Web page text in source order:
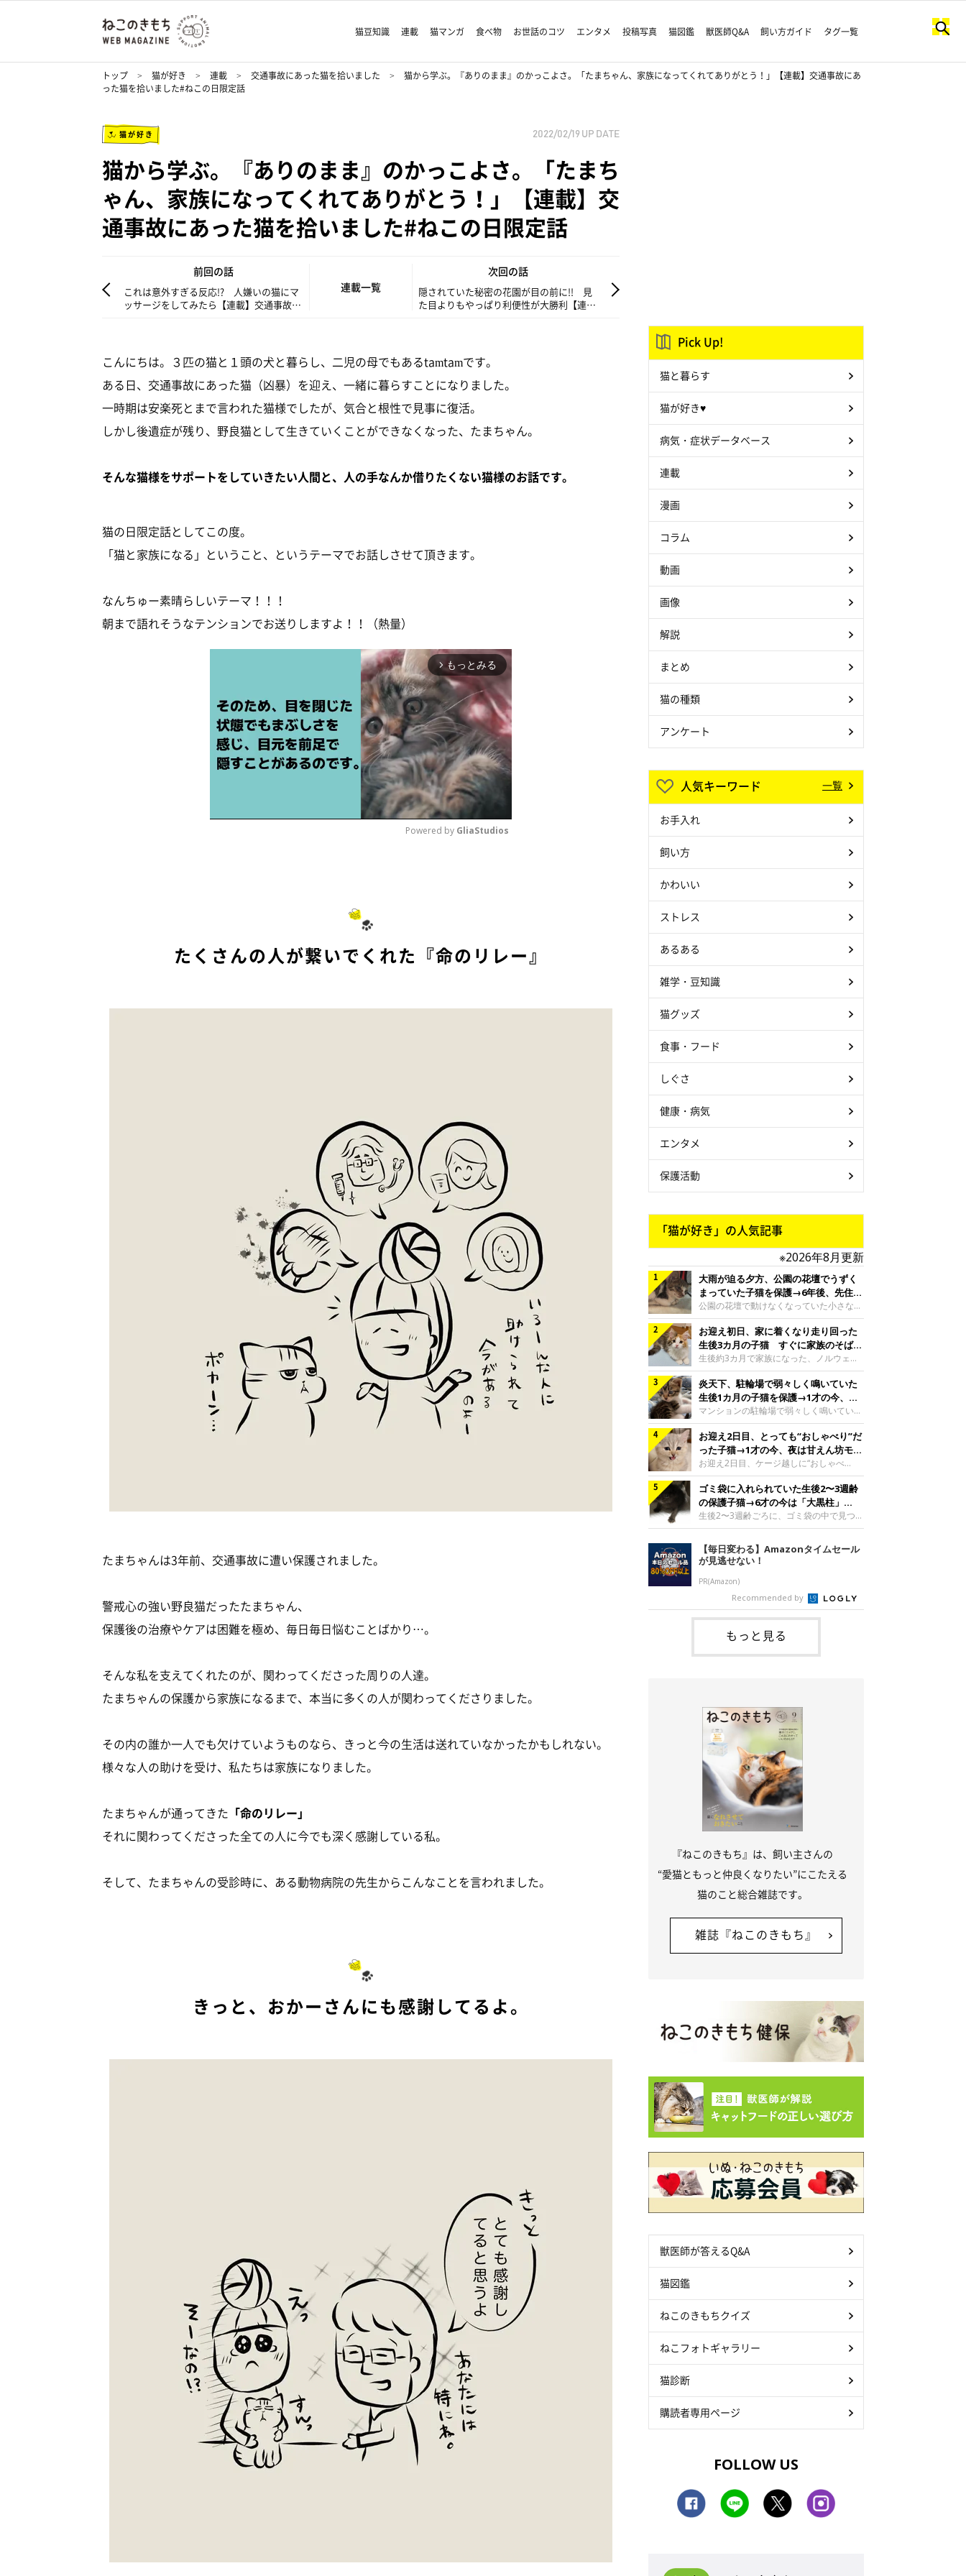
猫豆知識 連載 猫マンガ 食べ物 お世話のコツ エンタメ 投稿写真 猫図鑑 獣医師Q&A 飼い方ガイド タグ一覧
トップ 猫が好き 連載 交通事故にあった猫を拾いました
猫から学ぶ。『ありのまま』のかっこよさ。「たまちゃん、家族になってくれてありがとう！」【連載】交通事故にあ
った猫を拾いました#ねこの日限定話
猫が好き 2022/02/19 UP DATE
猫から学ぶ。『ありのまま』のかっこよさ。「たまち
ゃん、家族になってくれてありがとう！」【連載】交
通事故にあった猫を拾いました#ねこの日限定話
前回の話
これは意外すぎる反応!? 人嫌いの猫にマ
ッサージをしてみたら【連載】交通事故に
連載一覧
次回の話
隠されていた秘密の花園が目の前に!! 見
た目よりもやっぱり利便性が大勝利【連
こんにちは。３匹の猫と１頭の犬と暮らし、二児の母でもあるtamtamです。
ある日、交通事故にあった猫（凶暴）を迎え、一緒に暮らすことになりました。
一時期は安楽死とまで言われた猫様でしたが、気合と根性で見事に復活。
しかし後遺症が残り、野良猫として生きていくことができなくなった、たまちゃん。
そんな猫様をサポートをしていきたい人間と、人の手なんか借りたくない猫様のお話です。
猫の日限定話としてこの度。
「猫と家族になる」ということ、というテーマでお話しさせて頂きます。
なんちゅー素晴らしいテーマ！！！
朝まで語れそうなテンションでお送りしますよ！！（熱量）
arrow_forward_ios もっとみる
Powered by GliaStudios
たくさんの人が繋いでくれた『命のリレー』
たまちゃんは3年前、交通事故に遭い保護されました。
警戒心の強い野良猫だったたまちゃん、
保護後の治療やケアは困難を極め、毎日毎日悩むことばかり…。
そんな私を支えてくれたのが、関わってくださった周りの人達。
たまちゃんの保護から家族になるまで、本当に多くの人が関わってくださりました。
その内の誰か一人でも欠けていようものなら、きっと今の生活は送れていなかったかもしれない。
様々な人の助けを受け、私たちは家族になりました。
たまちゃんが通ってきた 「命のリレー」
それに関わってくださった全ての人に今でも深く感謝している私。
そして、たまちゃんの受診時に、ある動物病院の先生からこんなことを言われました。
きっと、おかーさんにも感謝してるよ。
Pick Up!
猫と暮らす
猫が好き♥
病気・症状データベース
連載
漫画
コラム
動画
画像
解説
まとめ
猫の種類
アンケート
人気キーワード 一覧
お手入れ
飼い方
かわいい
ストレス
あるある
雑学・豆知識
猫グッズ
食事・フード
しぐさ
健康・病気
エンタメ
保護活動
「猫が好き」の人気記事
※2026年8月更新
大雨が迫る夕方、公園の花壇でうずく
まっていた子猫を保護→6年後、先住猫
と“姉妹”のような関係に
公園の花壇で動けなくなっていた小さな子
猫。家族に迎えられてから6年、先住猫と
の間には深い絆が育まれていました。保護
当時のティダちゃん。
@muumuu62197189紹介するのは、
X（旧Twitter）ユーザー
@muumuu62197189さんの愛猫・ティダ
ちゃん（取材時6才）の成長記録です。こ
ちらは、生後3カ月ごろのティダちゃん。
飼い主さんが出会ったのは、夜から大雨に
なると予報されていた日の夕方でした。花
壇で動けずにいた子猫保護したばかりのテ
ィダちゃん。@muumuu62197189飼い主
さんは、公園の
お迎え初日、家に着くなり走り回った
生後3カ月の子猫 すぐに家族のそばで
落ち着く姿に「迎えてよかった」
生後約3カ月で家族になった、ノルウェー
ジャンフォレストキャットの子猫。お迎え
翌日には、すでに家でくつろぐ様子を見せ
ていました。お迎え翌日、ベッドでうとう
とするむうちゃんお迎え翌日のむうちゃ
ん。@umimugi0304紹介するのは、
Instagramユーザー@umimugi0304さんの
愛猫・むうちゃん（撮影時、生後約3カ月
／ノルウェージャンフォレストキャッ
ト）。こちらは、お迎え翌日に撮影された
一枚。ゴハンをお腹いっぱい食べたむうち
ゃんは眠くなり、飼い主さん夫婦のベッド
でうとうとし始めたのだとか。飼い主さ
炎天下、駐輪場で弱々しく鳴いていた
生後1カ月の子猫を保護→1才の今、筋
肉質でツンデレなコに成長
マンションの駐輪場で弱々しく鳴いてい
た、生後1カ月ほどの子猫。家族に迎えら
れてから1年、体も行動も大きく成長しま
した。炎天下の駐輪場で鳴いていた小さな
子猫保護当時のモモちゃん。@Kingponzu
紹介するのは、X（旧Twitter）ユーザー
@Kingponzuさんの愛猫・モモちゃん（取
材時1才）の成長記録です。こちらは、モ
モちゃんが生後1カ月ごろに撮影された一
枚。飼い主さんの自宅マンションの駐輪場
です。子猫時代のモモちゃん。
@Kingponzuその日は気温が35℃を
お迎え2日目、とっても“おしゃべり”だ
った子猫→1才の今、夜は甘えん坊モー
ドになるコに成長！
お迎え2日目、ケージ越しに“おしゃべ
り”する姿を見せていた子猫。1才になった
今も見せる愛らしい姿にキュンとします。
お迎え2日目、ケージ越しに何かを伝える
ももちゃん“おしゃべり”なももちゃん。
@poocoonyan紹介するのは、Instagram
ユーザー@poocoonyanさんの愛猫・もも
ちゃん（取材時1才／マンチカン）です。
こちらの動画は、ももちゃんが生後2カ月
を過ぎたころ、お迎え2日目に撮影された
もの。新しい環境にゆっくり慣れてもらう
ため、当時はケージの中で過ごしていまし
た。鳴いてアピールするももち
ゴミ袋に入れられていた生後2〜3週齢
の保護子猫→6才の今は「大黒柱」
に！ 美しい黒猫に成長した姿にグッ
とくる
生後2〜3週齢ごろに、ゴミ袋の中で見つか
った小さな命。ミルクから育てられたその
子猫は今、家族に欠かせない存在へと成長
しました。ゴミ袋の中で見つかった、ミニ
モグラのような子猫よちよち歩きをしてい
たころの、生後2〜3週齢ごろのドンちゃ
ん。@doddou_1今回紹介するのは、
X（旧Twitter）ユーザー@doddou_1さん
の愛猫・ドンちゃん（取材時、推定6才／
本名：ドミトリー・ドンスコイ）。ドンち
ゃんは、保護猫でした。ドンちゃんが見つ
かったのは、飼い主さんの姉の勤め先の敷
【毎日変わる】Amazonタイムセール
が見逃せない！
PR(Amazon)
Recommended by
もっと見る
『ねこのきもち』は、飼い主さんの
“愛猫ともっと仲良くなりたい”にこたえる
猫のこと総合雑誌です。
雑誌『ねこのきもち』
獣医師が答えるQ&A
猫図鑑
ねこのきもちクイズ
ねこフォトギャラリー
猫診断
購読者専用ページ
FOLLOW US